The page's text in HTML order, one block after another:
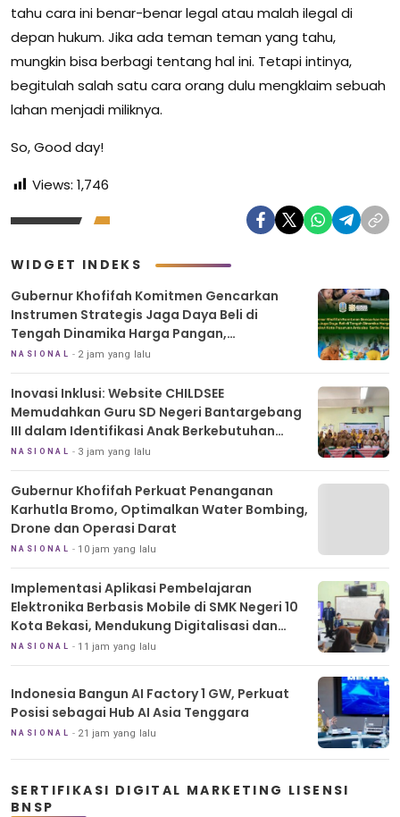
tahu cara ini benar-benar legal atau malah ilegal di
depan hukum. Jika ada teman teman yang tahu,
mungkin bisa berbagi tentang hal ini. Tetapi intinya,
begitulah salah satu cara orang dulu mengklaim sebuah
lahan menjadi miliknya.
So, Good day!
Views: 1,746
WIDGET INDEKS
Gubernur Khofifah Komitmen Gencarkan
Instrumen Strategis Jaga Daya Beli di
Tengah Dinamika Harga Pangan,
Masyarakat Kota Pasuruan Antusias Serbu
Pasar Murah dan Bendera Merah Putih
NASIONAL 2 jam yang lalu
Inovasi Inklusi: Website CHILDSEE
Memudahkan Guru SD Negeri Bantargebang
III dalam Identifikasi Anak Berkebutuhan
Khusus
NASIONAL 3 jam yang lalu
Gubernur Khofifah Perkuat Penanganan
Karhutla Bromo, Optimalkan Water Bombing,
Drone dan Operasi Darat
NASIONAL 10 jam yang lalu
Implementasi Aplikasi Pembelajaran
Elektronika Berbasis Mobile di SMK Negeri 10
Kota Bekasi, Mendukung Digitalisasi dan
Inovasi Pembelajaran
NASIONAL 11 jam yang lalu
Indonesia Bangun AI Factory 1 GW, Perkuat
Posisi sebagai Hub AI Asia Tenggara
NASIONAL 21 jam yang lalu
SERTIFIKASI DIGITAL MARKETING LISENSI
BNSP